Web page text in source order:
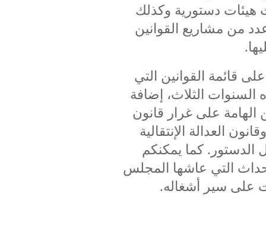
هيئات دستورية وكذلك
من مشاريع القوانين
قائمة القوانين التي
الثلاث، إضافة
الهامة على غرار قانون
العدالة الإنتقالية
الدستور. كما يمكنكم
التي عاشها المجلس
على سير أشغاله.